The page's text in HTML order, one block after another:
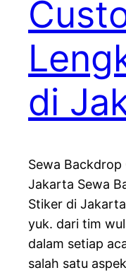
di
Sewa
Jakarta Sewa
Stiker di
yuk. dari tim
dalam setiap
salah satu